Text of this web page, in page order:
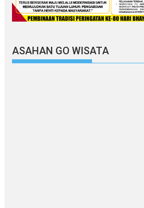
ASAHAN GO WISATA